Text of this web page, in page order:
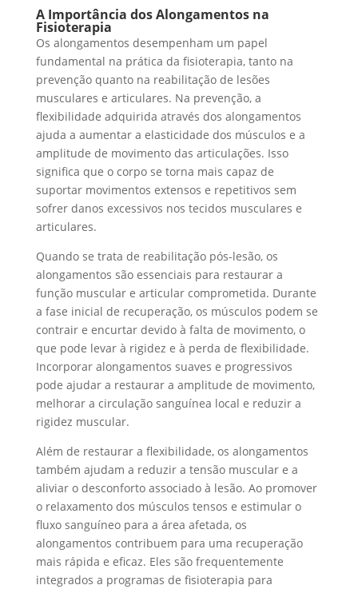
A Importância dos Alongamentos na
Fisioterapia
Os alongamentos desempenham um papel
fundamental na prática da fisioterapia, tanto na
prevenção quanto na reabilitação de lesões
musculares e articulares. Na prevenção, a
flexibilidade adquirida através dos alongamentos
ajuda a aumentar a elasticidade dos músculos e a
amplitude de movimento das articulações. Isso
significa que o corpo se torna mais capaz de
suportar movimentos extensos e repetitivos sem
sofrer danos excessivos nos tecidos musculares e
articulares.
Quando se trata de reabilitação pós-lesão, os
alongamentos são essenciais para restaurar a
função muscular e articular comprometida. Durante
a fase inicial de recuperação, os músculos podem se
contrair e encurtar devido à falta de movimento, o
que pode levar à rigidez e à perda de flexibilidade.
Incorporar alongamentos suaves e progressivos
pode ajudar a restaurar a amplitude de movimento,
melhorar a circulação sanguínea local e reduzir a
rigidez muscular.
Além de restaurar a flexibilidade, os alongamentos
também ajudam a reduzir a tensão muscular e a
aliviar o desconforto associado à lesão. Ao promover
o relaxamento dos músculos tensos e estimular o
fluxo sanguíneo para a área afetada, os
alongamentos contribuem para uma recuperação
mais rápida e eficaz. Eles são frequentemente
integrados a programas de fisioterapia para